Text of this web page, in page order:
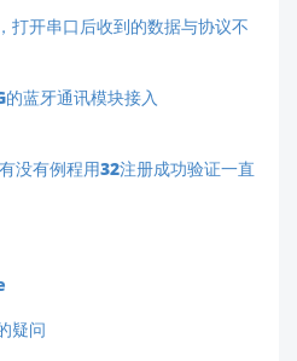
开串口后收到的数据与协议不
蓝牙通讯模块接入
没有例程用32注册成功验证一直
疑问